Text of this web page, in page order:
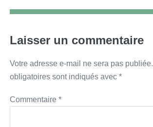
Laisser un commentaire
Votre adresse e-mail ne sera pas publiée.
obligatoires sont indiqués avec *
Commentaire *